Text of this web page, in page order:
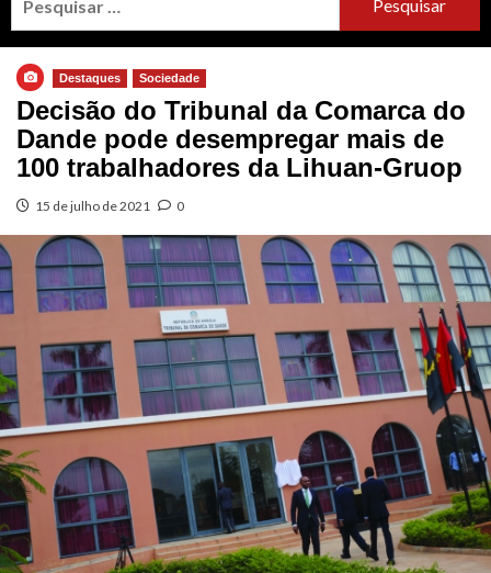
Destaques Sociedade
Decisão do Tribunal da Comarca do
Dande pode desempregar mais de
100 trabalhadores da Lihuan-Gruop
15 de julho de 2021 0